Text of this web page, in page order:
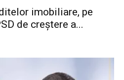
imobiliare, pe
de creștere a...